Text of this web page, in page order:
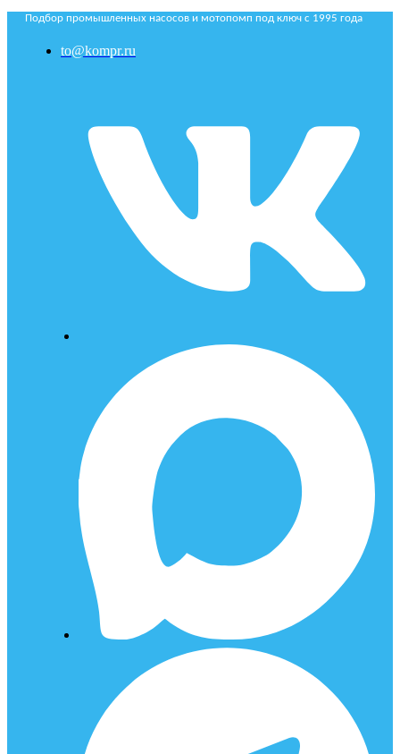
Подбор промышленных насосов и мотопомп под ключ с 1995 года
to@kompr.ru